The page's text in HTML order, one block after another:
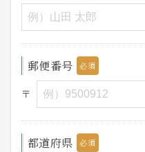
郵便番号
〒
都道府県